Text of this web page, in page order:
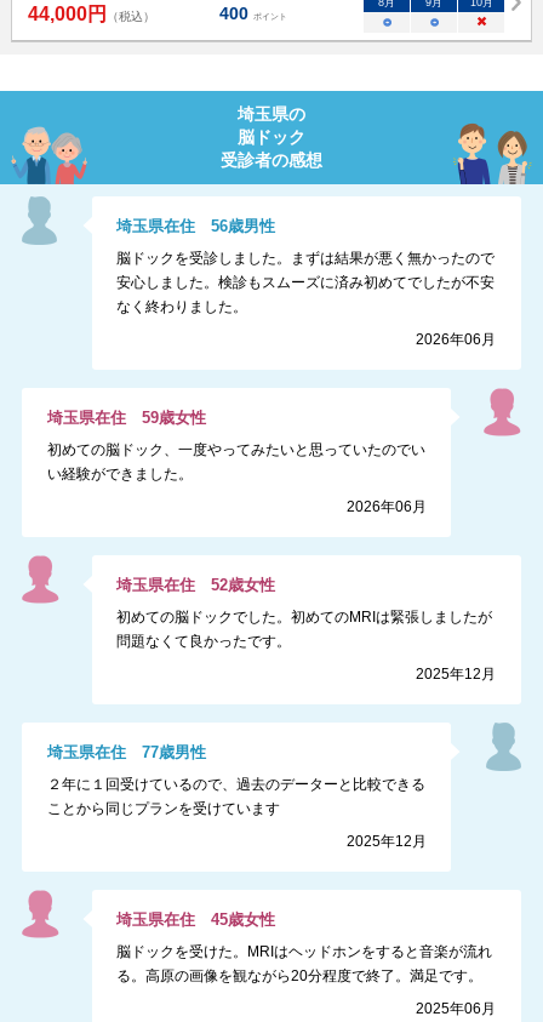
44,000円 （税込） 400 ポイント
8月 9月 10月
○ ○ ×
埼玉県の
脳ドック
受診者の感想
埼玉県在住56歳男性
脳ドックを受診しました。まずは結果が悪く無かったので
安心しました。検診もスムーズに済み初めてでしたが不安
なく終わりました。
2026年06月
埼玉県在住 59歳女性
初めての脳ドック、一度やってみたいと思っていたのでい
い経験ができました。
2026年06月
埼玉県在住52歳女性
初めての脳ドックでした。初めてのMRIは緊張しましたが
問題なくて良かったです。
2025年12月
埼玉県在住 77歳男性
２年に１回受けているので、過去のデーターと比較できる
ことから同じプランを受けています
2025年12月
埼玉県在住45歳女性
脳ドックを受けた。MRIはヘッドホンをすると音楽が流れ
る。高原の画像を観ながら20分程度で終了。満足です。
2025年06月